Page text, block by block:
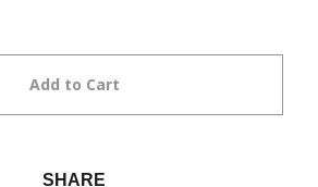
Add to Cart
SHARE